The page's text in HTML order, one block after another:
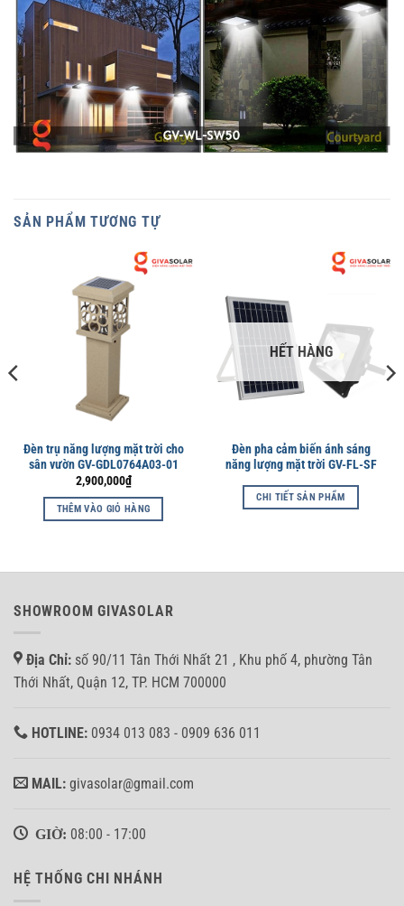
SẢN PHẨM TƯƠNG TỰ
Đèn trụ năng lượng mặt trời cho
sân vườn GV-GDL0764A03-01
2,900,000₫
THÊM VÀO GIỎ HÀNG
HẾT HÀNG
Đèn pha cảm biến ánh sáng
năng lượng mặt trời GV-FL-SF
CHI TIẾT SẢN PHẨM
SHOWROOM GIVASOLAR
Địa Chỉ: số 90/11 Tân Thới Nhất 21 , Khu phố 4, phường Tân
Thới Nhất, Quận 12, TP. HCM 700000
HOTLINE: 0934 013 083 - 0909 636 011
MAIL: givasolar@gmail.com
GIỜ: 08:00 - 17:00
HỆ THỐNG CHI NHÁNH